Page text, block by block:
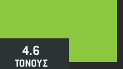
4.6
ΤΟΝΟΥΣ